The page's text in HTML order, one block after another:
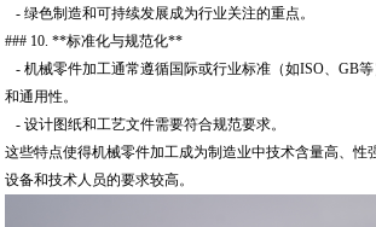
- 绿色制造和可持续发展成为行业关注的重点。
### 10. **标准化与规范化**
- 机械零件加工通常遵循国际或行业标准（如ISO、GB
和通用性。
- 设计图纸和工艺文件需要符合规范要求。
这些特点使得机械零件加工成为制造业中技术含量高、性
设备和技术人员的要求较高。